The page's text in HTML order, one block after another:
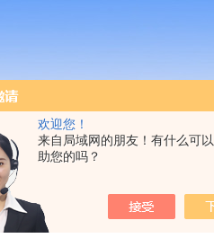
欢迎您！
来自局域网的朋友！有什么可
助您的吗？
RBC2015SMC 液压缓冲器 MKB25-